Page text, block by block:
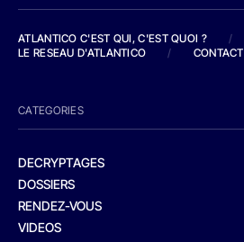
ATLANTICO C'EST QUI, C'EST QUOI ?
/
LE RESEAU D'ATLANTICO
/ CONTACT
CATEGORIES
DECRYPTAGES
DOSSIERS
RENDEZ-VOUS
VIDEOS